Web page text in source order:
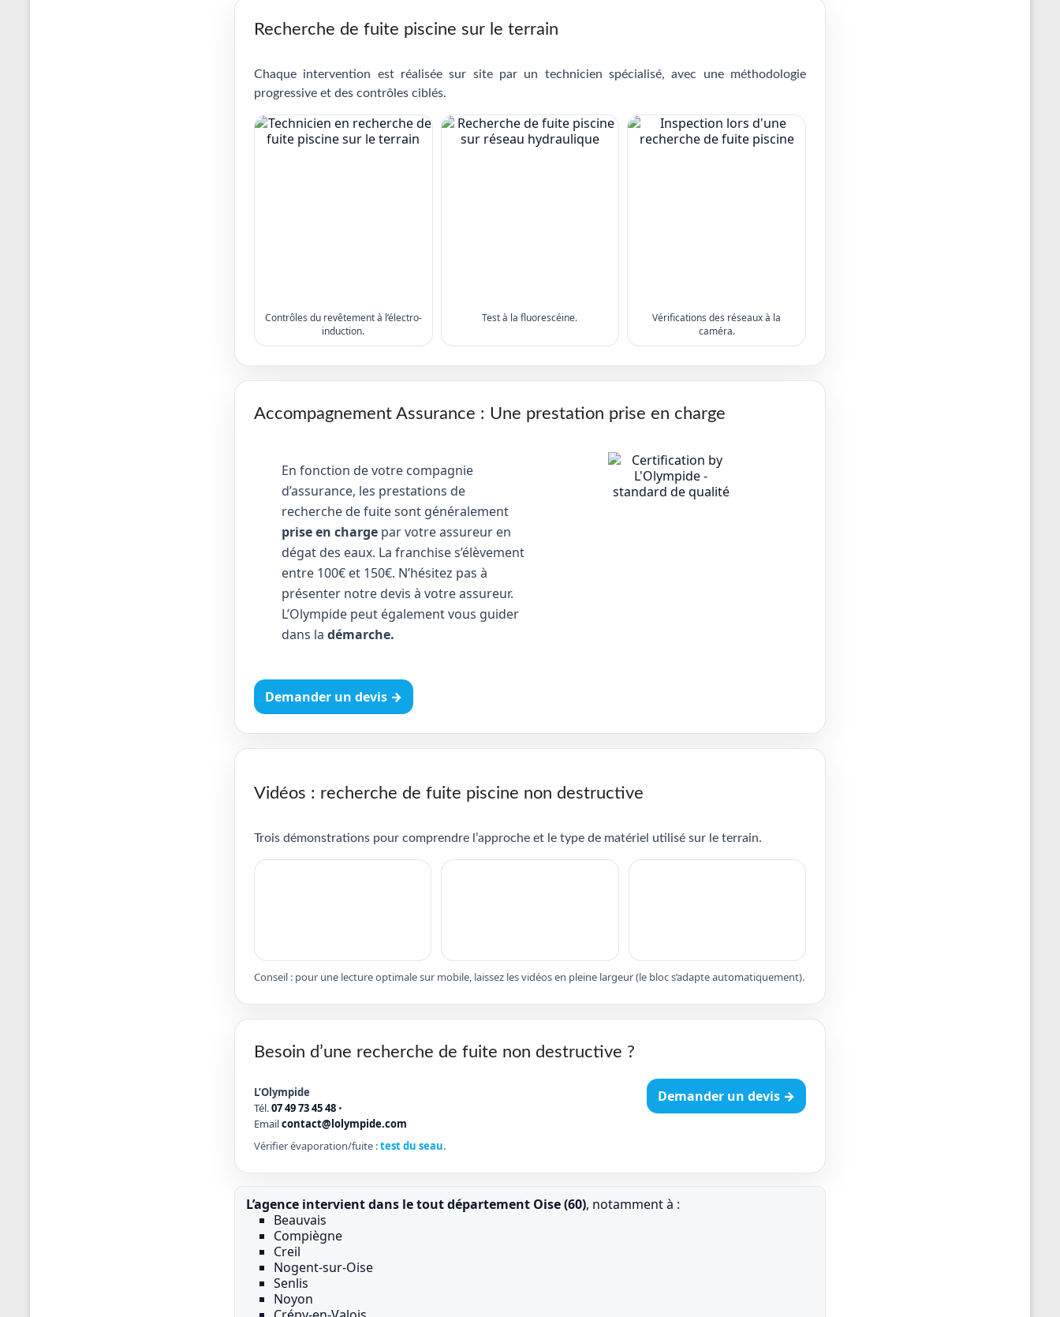
Recherche de fuite piscine sur le terrain
Chaque intervention est réalisée sur site par un technicien spécialisé, avec une méthodologie
progressive et des contrôles ciblés.
Contrôles du revêtement à l’électro-
induction.
Test à la fluorescéine.
Vérifications des réseaux à la
caméra.
Accompagnement Assurance : Une prestation prise en charge
En fonction de votre compagnie
d’assurance, les prestations de
recherche de fuite sont généralement
prise en charge par votre assureur en
dégat des eaux. La franchise s’élèvement
entre 100€ et 150€. N’hésitez pas à
présenter notre devis à votre assureur.
L’Olympide peut également vous guider
dans la démarche.
Demander un devis →
Vidéos : recherche de fuite piscine non destructive
Trois démonstrations pour comprendre l’approche et le type de matériel utilisé sur le terrain.
Conseil : pour une lecture optimale sur mobile, laissez les vidéos en pleine largeur (le bloc s’adapte automatiquement).
Besoin d’une recherche de fuite non destructive ?
L’Olympide
Tél.07 49 73 45 48 •
Emailcontact@lolympide.com
Vérifier évaporation/fuite :test du seau.
Demander un devis →
L’agence intervient dans le tout département Oise (60), notamment à :
Beauvais
Compiègne
Creil
Nogent-sur-Oise
Senlis
Noyon